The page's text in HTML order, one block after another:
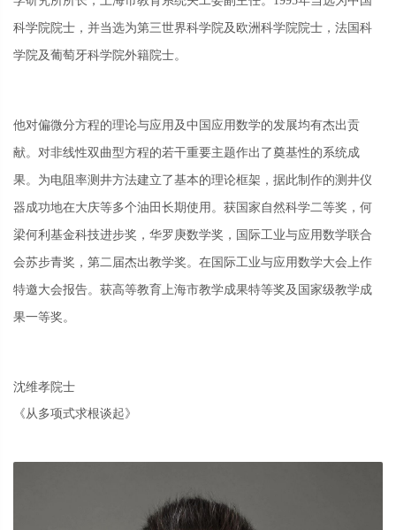
科学院院士，并当选为第三世界科学院及欧洲科学院院士，法国科
学院及葡萄牙科学院外籍院士。
他对偏微分方程的理论与应用及中国应用数学的发展均有杰出贡
献。对非线性双曲型方程的若干重要主题作出了奠基性的系统成
果。为电阻率测井方法建立了基本的理论框架，据此制作的测井仪
器成功地在大庆等多个油田长期使用。获国家自然科学二等奖，何
梁何利基金科技进步奖，华罗庚数学奖，国际工业与应用数学联合
会苏步青奖，第二届杰出教学奖。在国际工业与应用数学大会上作
特邀大会报告。获高等教育上海市教学成果特等奖及国家级教学成
果一等奖。
沈维孝院士
《从多项式求根谈起》